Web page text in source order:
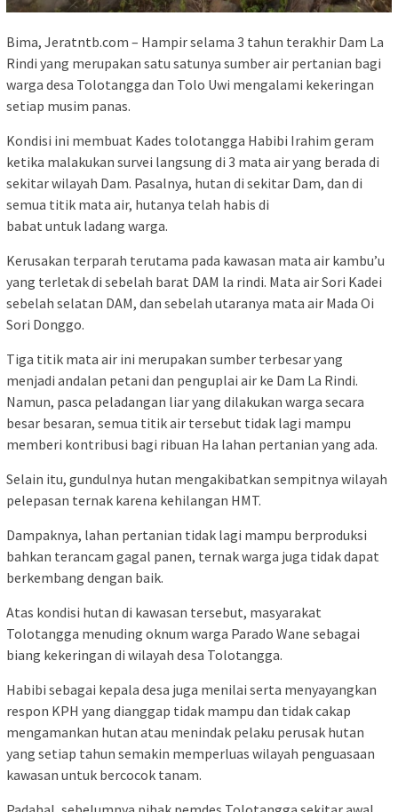
Bima, Jeratntb.com – Hampir selama 3 tahun terakhir Dam La
Rindi yang merupakan satu satunya sumber air pertanian bagi
warga desa Tolotangga dan Tolo Uwi mengalami kekeringan
setiap musim panas.
Kondisi ini membuat Kades tolotangga Habibi Irahim geram
ketika malakukan survei langsung di 3 mata air yang berada di
sekitar wilayah Dam. Pasalnya, hutan di sekitar Dam, dan di
semua titik mata air, hutanya telah habis di
babat untuk ladang warga.
Kerusakan terparah terutama pada kawasan mata air kambu’u
yang terletak di sebelah barat DAM la rindi. Mata air Sori Kadei
sebelah selatan DAM, dan sebelah utaranya mata air Mada Oi
Sori Donggo.
Tiga titik mata air ini merupakan sumber terbesar yang
menjadi andalan petani dan penguplai air ke Dam La Rindi.
Namun, pasca peladangan liar yang dilakukan warga secara
besar besaran, semua titik air tersebut tidak lagi mampu
memberi kontribusi bagi ribuan Ha lahan pertanian yang ada.
Selain itu, gundulnya hutan mengakibatkan sempitnya wilayah
pelepasan ternak karena kehilangan HMT.
Dampaknya, lahan pertanian tidak lagi mampu berproduksi
bahkan terancam gagal panen, ternak warga juga tidak dapat
berkembang dengan baik.
Atas kondisi hutan di kawasan tersebut, masyarakat
Tolotangga menuding oknum warga Parado Wane sebagai
biang kekeringan di wilayah desa Tolotangga.
Habibi sebagai kepala desa juga menilai serta menyayangkan
respon KPH yang dianggap tidak mampu dan tidak cakap
mengamankan hutan atau menindak pelaku perusak hutan
yang setiap tahun semakin memperluas wilayah penguasaan
kawasan untuk bercocok tanam.